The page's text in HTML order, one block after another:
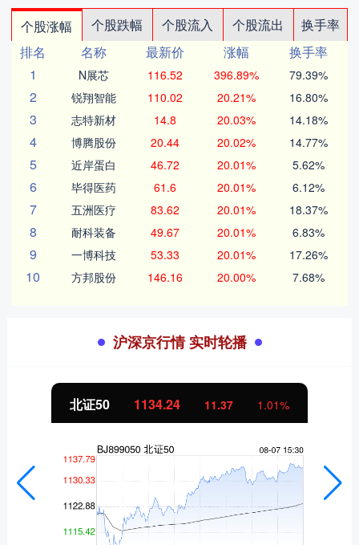
个股涨幅 个股跌幅 个股流入 个股流出
换手率
排名
名称 最新价 涨幅
换手率
1
N展芯 116.52 396.89% 79.39%
2 锐翔智能 110.02 20.21% 16.80%
3 志特新材 14.8 20.03% 14.18%
4 博腾股份 20.44 20.02% 14.77%
5 近岸蛋白 46.72 20.01% 5.62%
6 毕得医药 61.6 20.01% 6.12%
7 五洲医疗 83.62 20.01% 18.37%
8 耐科装备 49.67 20.01% 6.83%
9 一博科技 53.33 20.01% 17.26%
10 方邦股份 146.16 20.00% 7.68%
沪深京行情 实时轮播
北证50 1134.24 11.37 1.01%